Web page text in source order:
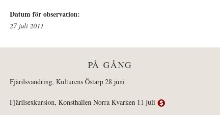
Datum för observation:
27 juli 2011
PÅ GÅNG
Fjärilsvandring, Kulturens Östarp 28 juni
Fjärilsexkursion, Konsthallen Norra Kvarken 11 juli